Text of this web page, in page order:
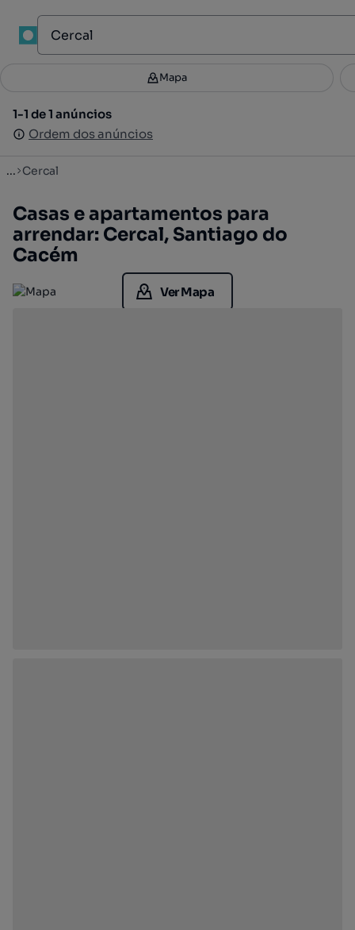
Filtros 2
1-1 de 1 anúncios
Ordem dos anúncios
Mapa
1-1 de 1 anúncios
Ordem dos anúncios
... Cercal
Casas e apartamentos para
arrendar: Cercal, Santiago do
Cacém
Ver Mapa